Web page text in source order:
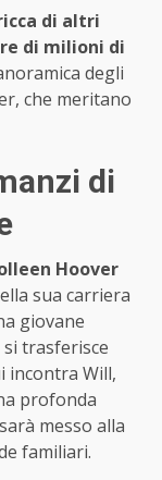
di altri
di milioni di
degli
che meritano
di
Hoover
sua carriera
giovane
trasferisce
incontra Will,
profonda
messo alla
familiari.